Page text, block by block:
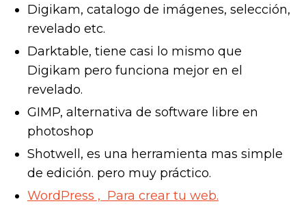
Digikam, catalogo de imágenes, selección,
revelado etc.
Darktable, tiene casi lo mismo que
Digikam pero funciona mejor en el
revelado.
GIMP, alternativa de software libre en
photoshop
Shotwell, es una herramienta mas simple
de edición. pero muy práctico.
WordPress , Para crear tu web.